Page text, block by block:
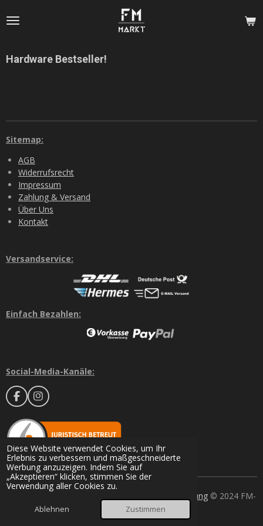
Diese Website verwendet Cookies, um Ihr
Erlebnis zu verbessern und maßgeschneiderte
Werbung anzuzeigen. Indem Sie auf
„Akzeptieren“ klicken, stimmen Sie der
Verwendung aller Cookies zu.
Ablehnen Zustimmen
Hauptinhalt
Hardware Bestseller!
Sitemap:
AGB
Widerrufsrecht
Impressum
Zahlung & Versand
Über Uns
Kontakt
Versandservice:
Einfach Bezahlen:
Social-Media-Kanäle:
F
a
c
e
b
o
o
k
I
n
t
a
g
r
a
m
Batterieentsorgung © 2024 FM-
MARKT